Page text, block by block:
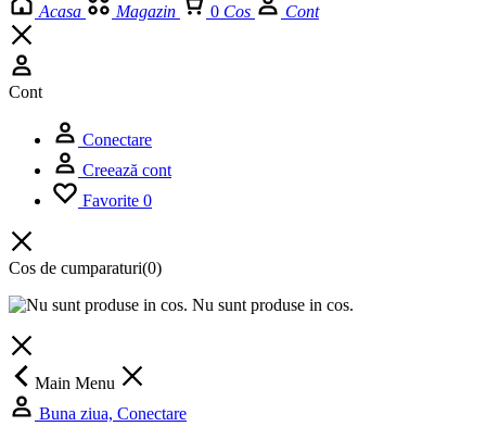
Acasa Magazin 0 Cos Cont
Cont
Conectare
Creează cont
Favorite 0
Cos de cumparaturi(0)
Nu sunt produse in cos.
Main Menu
Buna ziua, Conectare